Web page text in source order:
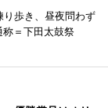
り歩き、昼夜問わず
＝下田太鼓祭